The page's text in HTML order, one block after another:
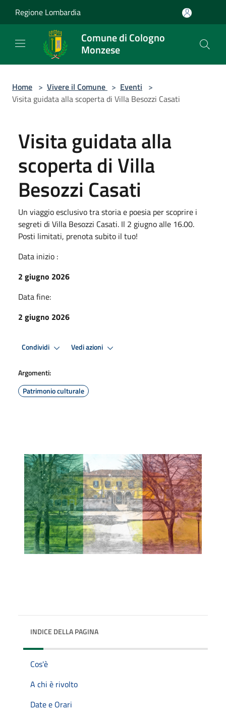
Regione Lombardia
Comune di Cologno
Monzese
Home > Vivere il Comune > Eventi >
Visita guidata alla scoperta di Villa Besozzi Casati
Visita guidata alla
scoperta di Villa
Besozzi Casati
Un viaggio esclusivo tra storia e poesia per scoprire i
segreti di Villa Besozzi Casati. Il 2 giugno alle 16.00.
Posti limitati, prenota subito il tuo!
Data inizio :
2 giugno 2026
Data fine:
2 giugno 2026
Condividi Vedi azioni
Argomenti:
Patrimonio culturale
INDICE DELLA PAGINA
Cos'è
A chi è rivolto
Date e Orari